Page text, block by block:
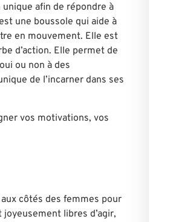
unique afin de répondre à
une boussole qui aide à
en mouvement. Elle est
d’action. Elle permet de
ou non à des
de l’incarner dans ses
vos motivations, vos
côtés des femmes pour
libres d’agir,